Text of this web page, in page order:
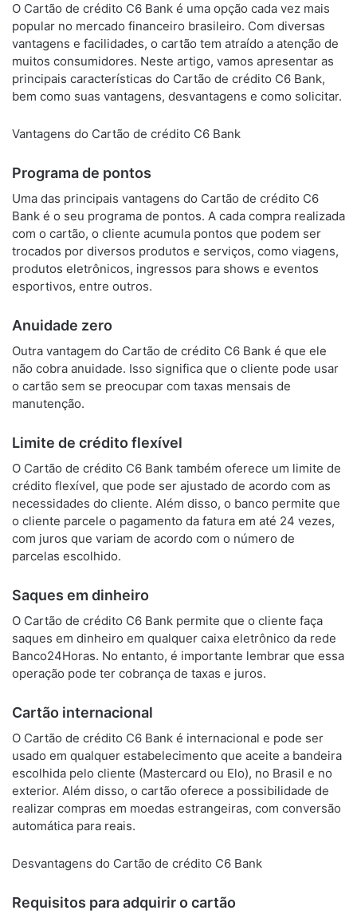
O Cartão de crédito C6 Bank é uma opção cada vez mais
popular no mercado financeiro brasileiro. Com diversas
vantagens e facilidades, o cartão tem atraído a atenção de
muitos consumidores. Neste artigo, vamos apresentar as
principais características do Cartão de crédito C6 Bank,
bem como suas vantagens, desvantagens e como solicitar.
Vantagens do Cartão de crédito C6 Bank
Programa de pontos
Uma das principais vantagens do Cartão de crédito C6
Bank é o seu programa de pontos. A cada compra realizada
com o cartão, o cliente acumula pontos que podem ser
trocados por diversos produtos e serviços, como viagens,
produtos eletrônicos, ingressos para shows e eventos
esportivos, entre outros.
Anuidade zero
Outra vantagem do Cartão de crédito C6 Bank é que ele
não cobra anuidade. Isso significa que o cliente pode usar
o cartão sem se preocupar com taxas mensais de
manutenção.
Limite de crédito flexível
O Cartão de crédito C6 Bank também oferece um limite de
crédito flexível, que pode ser ajustado de acordo com as
necessidades do cliente. Além disso, o banco permite que
o cliente parcele o pagamento da fatura em até 24 vezes,
com juros que variam de acordo com o número de
parcelas escolhido.
Saques em dinheiro
O Cartão de crédito C6 Bank permite que o cliente faça
saques em dinheiro em qualquer caixa eletrônico da rede
Banco24Horas. No entanto, é importante lembrar que essa
operação pode ter cobrança de taxas e juros.
Cartão internacional
O Cartão de crédito C6 Bank é internacional e pode ser
usado em qualquer estabelecimento que aceite a bandeira
escolhida pelo cliente (Mastercard ou Elo), no Brasil e no
exterior. Além disso, o cartão oferece a possibilidade de
realizar compras em moedas estrangeiras, com conversão
automática para reais.
Desvantagens do Cartão de crédito C6 Bank
Requisitos para adquirir o cartão